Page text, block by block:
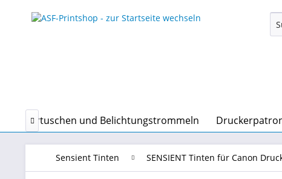
und Belichtungstrommeln

Sensient Tinten SENSIENT Tinten für Canon